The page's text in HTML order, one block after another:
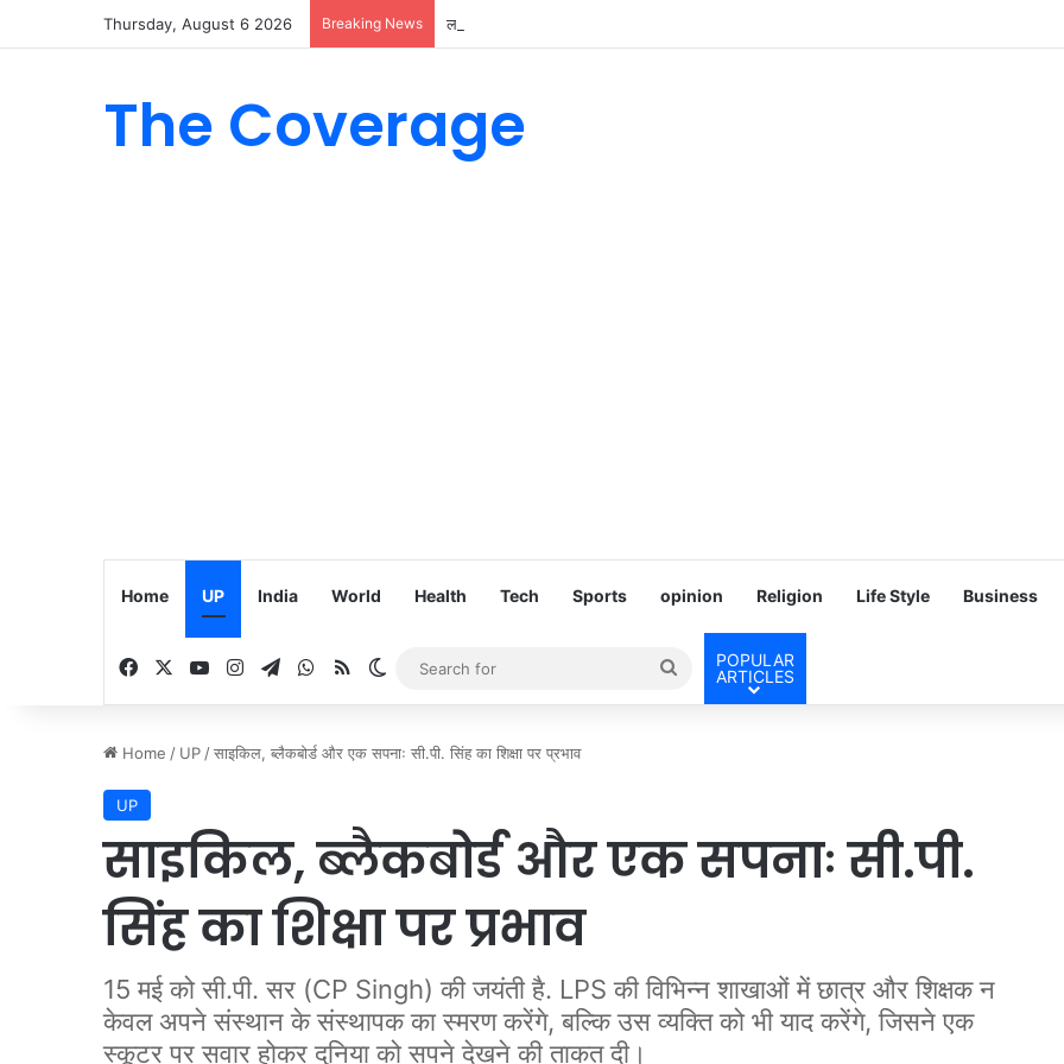
Thursday, August 6 2026 Breaking News लखनऊ के कैंसर संस्थान में जल्द शुरू होंगी नई सुविधाएं, एसीएस अमित कुमार घोष ने किया निरीक्षण
The Coverage
Home UP India World Health Tech Sports opinion Religion Life Style Business
Facebook YouTubeInstagramTelegramWhatsApp
RSS Switch skin
Search
for
POPULAR
ARTICLES
Home / UP /साइकिल, ब्लैकबोर्ड और एक सपनाः सी.पी. सिंह का शिक्षा पर प्रभाव
UP
साइकिल, ब्लैकबोर्ड और एक सपनाः सी.पी.
सिंह का शिक्षा पर प्रभाव
15 मई को सी.पी. सर (CP Singh) की जयंती है. LPS की विभिन्न शाखाओं में छात्र और शिक्षक न
केवल अपने संस्थान के संस्थापक का स्मरण करेंगे, बल्कि उस व्यक्ति को भी याद करेंगे, जिसने एक
स्कूटर पर सवार होकर दुनिया को सपने देखने की ताकत दी।